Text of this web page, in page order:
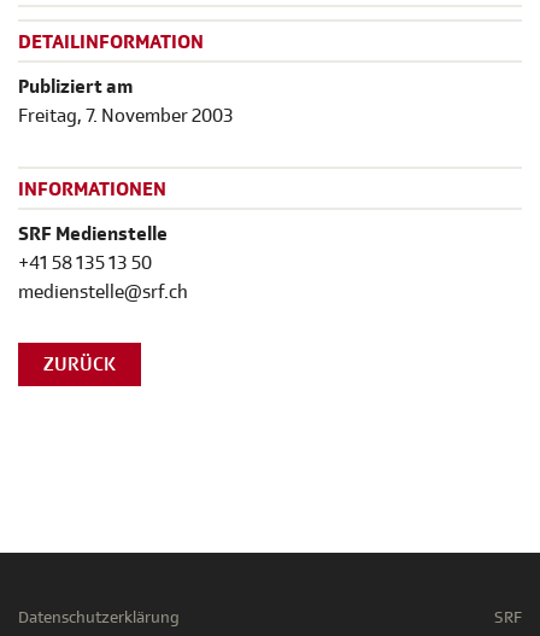
DETAILINFORMATION
Publiziert am
Freitag, 7. November 2003
INFORMATIONEN
SRF Medienstelle
+41 58 135 13 50
medienstelle@srf.ch
ZURÜCK
Datenschutzerklärung SRF